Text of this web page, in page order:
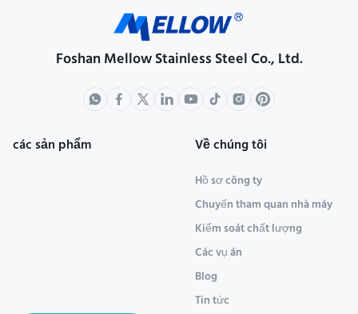
Foshan Mellow Stainless Steel Co., Ltd.
các sản phẩm Về chúng tôi
Hồ sơ công ty
Chuyến tham quan nhà máy
Kiểm soát chất lượng
Các vụ án
Blog
Tin tức